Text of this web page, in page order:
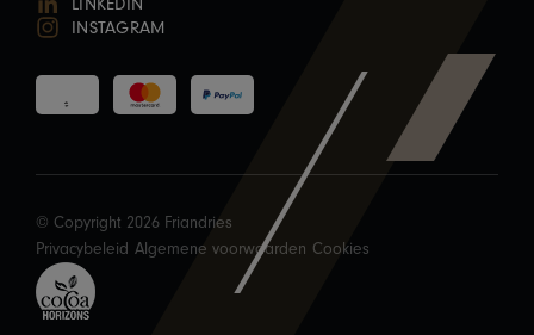
INSTAGRAM
© Copyright 2026 Friandries
Privacybeleid Algemene voorwaarden Cookies